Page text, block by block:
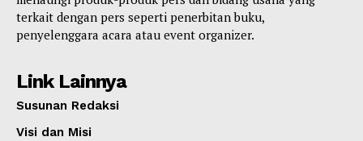
terkait dengan pers seperti penerbitan buku,
penyelenggara acara atau event organizer.
Link Lainnya
Susunan Redaksi
Visi dan Misi